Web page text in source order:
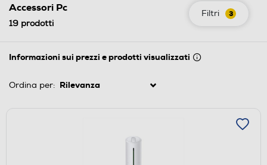
Filtri 3
Accessori Pc
19 prodotti
Informazioni sui prezzi e prodotti visualizzati
Ordina per: